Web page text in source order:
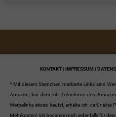
KONTAKT | IMPRESSUM |
* Mit diesem Sternchen markierte Links sind
Amazon, bei dem ich Teilnehmer des
Werbelinks etwas kaufst, erhalte ich dafür eine
Mehrkosten! Ich bedanke mich jedenfalls für